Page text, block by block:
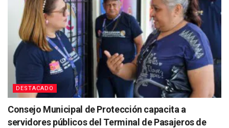
DESTACADO
Consejo Municipal de Protección capacita a
servidores públicos del Terminal de Pasajeros de